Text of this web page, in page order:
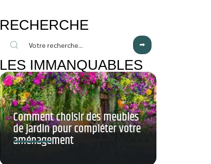
RECHERCHE
LES IMMANQUABLES
Comment choisir des meubles
de jardin pour compléter votre
aménagement